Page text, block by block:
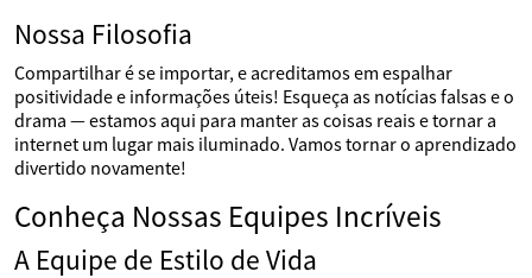
Nossa Filosofia
Compartilhar é se importar, e acreditamos em espalhar
positividade e informações úteis! Esqueça as notícias falsas e o
drama — estamos aqui para manter as coisas reais e tornar a
internet um lugar mais iluminado. Vamos tornar o aprendizado
divertido novamente!
Conheça Nossas Equipes Incríveis
A Equipe de Estilo de Vida